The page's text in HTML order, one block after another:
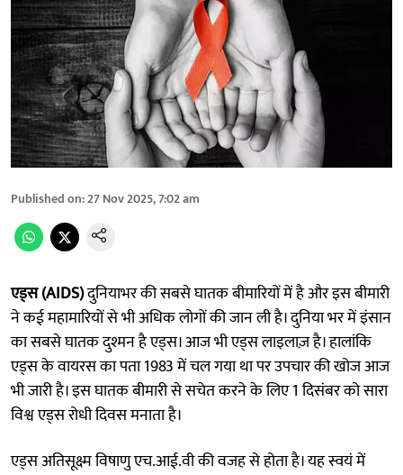
Published on:27 Nov 2025, 7:02 am
एड्स (AIDS)दुनियाभर की सबसे घातक बीमारियों में है और इस बीमारी
ने कई महामारियों से भी अधिक लोगों की जान ली है। दुनिया भर में इंसान
का सबसे घातक दुश्मन है एड्स। आज भी एड्स लाइलाज़ है। हालांकि
एड्स के वायरस का पता 1983 में चल गया था पर उपचार की खोज आज
भी जारी है। इस घातक बीमारी से सचेत करने के लिए 1 दिसंबर को सारा
विश्व एड्स रोधी दिवस मनाता है।
एड्स अतिसूक्ष्म विषाणु एच.आई.वी की वजह से होता है। यह स्वयं में